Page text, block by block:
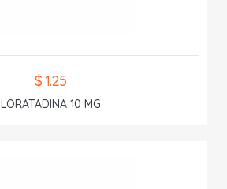
$ 1.25
LORATADINA 10 MG